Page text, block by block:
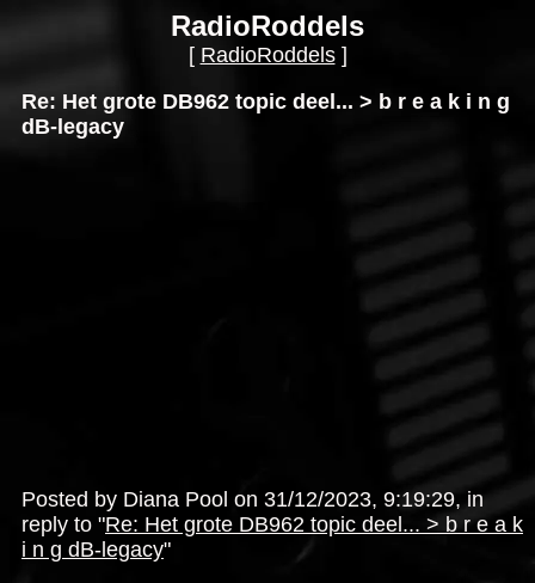
RadioRoddels
[ RadioRoddels]
Re: Het grote DB962 topic deel... > b r e a k i n g
dB-legacy
Posted by Diana Pool on 31/12/2023, 9:19:29, in
reply to "Re: Het grote DB962 topic deel... > b r e a k
i n g dB-legacy"